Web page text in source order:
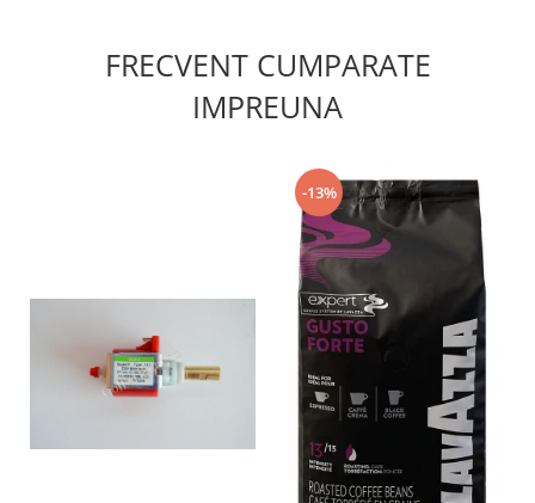
FRECVENT CUMPARATE
IMPREUNA
-13%